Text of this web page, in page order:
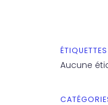
ÉTIQUETTES
Aucune